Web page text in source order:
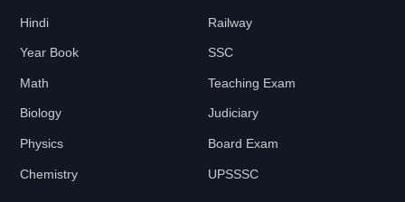
Hindi
Year Book
Math
Biology
Physics
Chemistry
Railway
SSC
Teaching Exam
Judiciary
Board Exam
UPSSSC